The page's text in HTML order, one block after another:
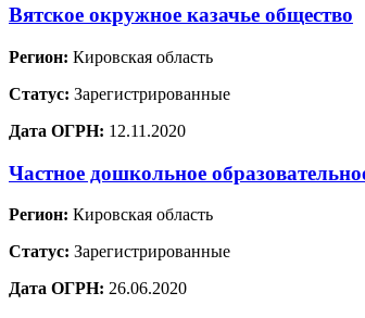
Вятское окружное казачье общество
Регион: Кировская область
Статус: Зарегистрированные
Дата ОГРН: 12.11.2020
Частное дошкольное
Регион: Кировская область
Статус: Зарегистрированные
Дата ОГРН: 26.06.2020